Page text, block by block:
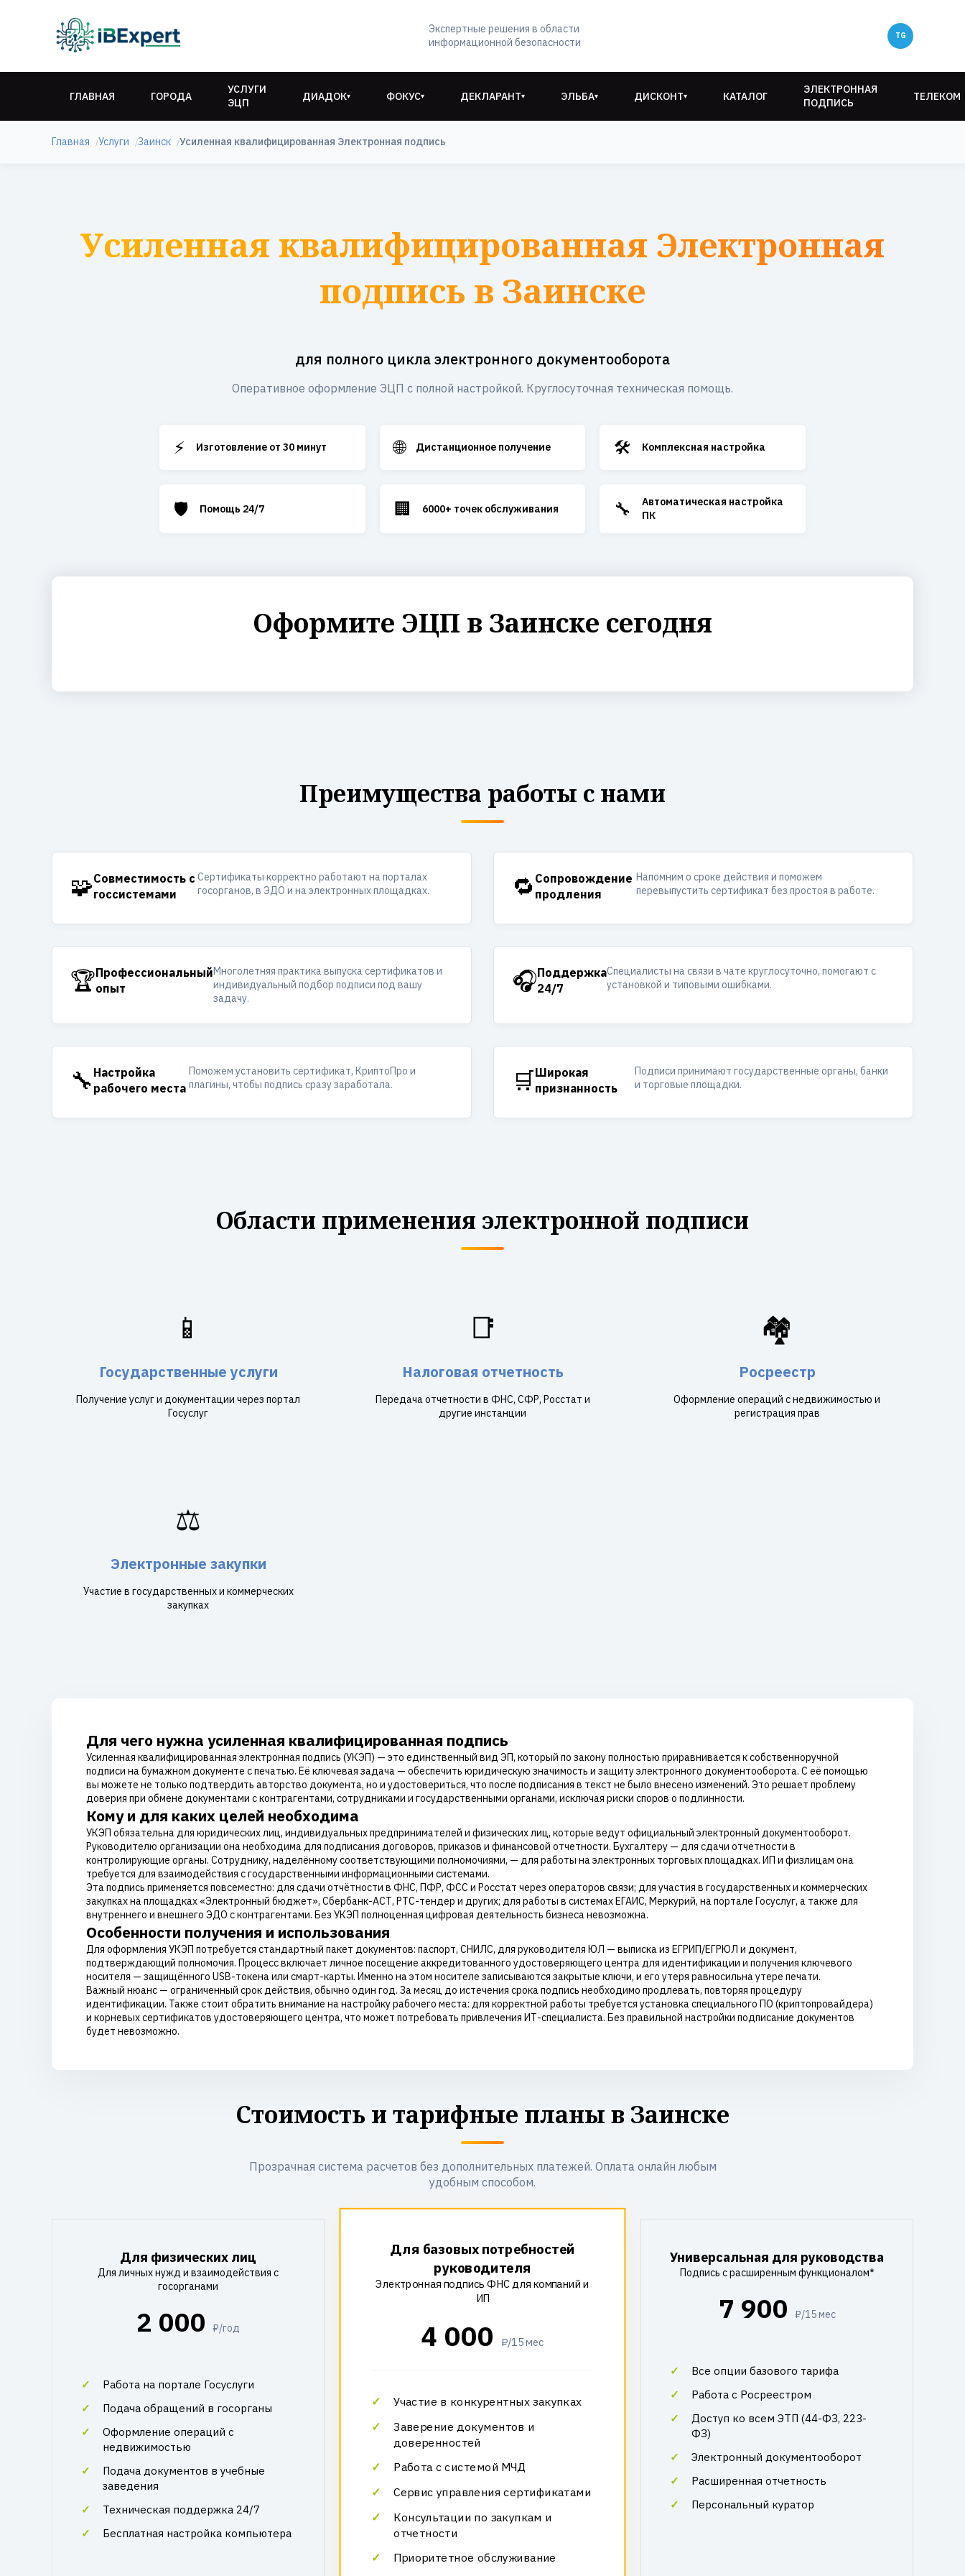
Экспертные решения в области
информационной безопасности
ГЛАВНАЯ ГОРОДА
УСЛУГИ
ЭЦП
ДИАДОК▾ ФОКУС▾ ДЕКЛАРАНТ▾ ЭЛЬБА▾ ДИСКОНТ▾ КАТАЛОГ
ЭЛЕКТРОННАЯ
ПОДПИСЬ
ТЕЛЕКОМ
Главная Услуги Заинск Усиленная квалифицированная Электронная подпись
Усиленная квалифицированная Электронная
подпись в Заинске
для полного цикла электронного документооборота
Оперативное оформление ЭЦП с полной настройкой. Круглосуточная техническая помощь.
⚡ Изготовление от 30 минут 🌐 Дистанционное получение 🛠️ Комплексная настройка
🛡️ Помощь 24/7 🏢 6000+ точек обслуживания 🔧
Автоматическая настройка
ПК
Оформите ЭЦП в Заинске сегодня
Преимущества работы с нами
🧩Совместимость с
госсистемами
Сертификаты корректно работают на порталах
госорганов, в ЭДО и на электронных площадках.
🔁 Сопровождение
продления
Напомним о сроке действия и поможем
перевыпустить сертификат без простоя в работе.
🏆Профессиональный
опыт
Многолетняя практика выпуска сертификатов и
индивидуальный подбор подписи под вашу
задачу.
🎧Поддержка
24/7
Специалисты на связи в чате круглосуточно, помогают с
установкой и типовыми ошибками.
🔧 Настройка
рабочего места
Поможем установить сертификат, КриптоПро и
плагины, чтобы подпись сразу заработала.
🛒Широкая
признанность
Подписи принимают государственные органы, банки
и торговые площадки.
Области применения электронной подписи
📱
Государственные услуги
Получение услуг и документации через портал
Госуслуг
📑
Налоговая отчетность
Передача отчетности в ФНС, СФР, Росстат и
другие инстанции
🏘️
Росреестр
Оформление операций с недвижимостью и
регистрация прав
⚖️
Электронные закупки
Участие в государственных и коммерческих
закупках
Для чего нужна усиленная квалифицированная подпись
Усиленная квалифицированная электронная подпись (УКЭП) — это единственный вид ЭП, который по закону полностью приравнивается к собственноручной
подписи на бумажном документе с печатью. Её ключевая задача — обеспечить юридическую значимость и защиту электронного документооборота. С её помощью
вы можете не только подтвердить авторство документа, но и удостовериться, что после подписания в текст не было внесено изменений. Это решает проблему
доверия при обмене документами с контрагентами, сотрудниками и государственными органами, исключая риски споров о подлинности.
Кому и для каких целей необходима
УКЭП обязательна для юридических лиц, индивидуальных предпринимателей и физических лиц, которые ведут официальный электронный документооборот.
Руководителю организации она необходима для подписания договоров, приказов и финансовой отчетности. Бухгалтеру — для сдачи отчетности в
контролирующие органы. Сотруднику, наделённому соответствующими полномочиями, — для работы на электронных торговых площадках. ИП и физлицам она
требуется для взаимодействия с государственными информационными системами.
Эта подпись применяется повсеместно: для сдачи отчётности в ФНС, ПФР, ФСС и Росстат через операторов связи; для участия в государственных и коммерческих
закупках на площадках «Электронный бюджет», Сбербанк-АСТ, РТС-тендер и других; для работы в системах ЕГАИС, Меркурий, на портале Госуслуг, а также для
внутреннего и внешнего ЭДО с контрагентами. Без УКЭП полноценная цифровая деятельность бизнеса невозможна.
Особенности получения и использования
Для оформления УКЭП потребуется стандартный пакет документов: паспорт, СНИЛС, для руководителя ЮЛ — выписка из ЕГРИП/ЕГРЮЛ и документ,
подтверждающий полномочия. Процесс включает личное посещение аккредитованного удостоверяющего центра для идентификации и получения ключевого
носителя — защищённого USB-токена или смарт-карты. Именно на этом носителе записываются закрытые ключи, и его утеря равносильна утере печати.
Важный нюанс — ограниченный срок действия, обычно один год. За месяц до истечения срока подпись необходимо продлевать, повторяя процедуру
идентификации. Также стоит обратить внимание на настройку рабочего места: для корректной работы требуется установка специального ПО (криптопровайдера)
и корневых сертификатов удостоверяющего центра, что может потребовать привлечения ИТ-специалиста. Без правильной настройки подписание документов
будет невозможно.
Стоимость и тарифные планы в Заинске
Прозрачная система расчетов без дополнительных платежей. Оплата онлайн любым
удобным способом.
Для физических лиц
Для личных нужд и взаимодействия с
госорганами
2 000 ₽/год
Работа на портале Госуслуги
Подача обращений в госорганы
Оформление операций с
недвижимостью
Подача документов в учебные
заведения
Техническая поддержка 24/7
Бесплатная настройка компьютера
Для базовых потребностей
руководителя
Электронная подпись ФНС для компаний и
ИП
4 000 ₽/15 мес
Участие в конкурентных закупках
Заверение документов и
доверенностей
Работа с системой МЧД
Сервис управления сертификатами
Консультации по закупкам и
отчетности
Приоритетное обслуживание
Универсальная для руководства
Подпись с расширенным функционалом*
7 900 ₽/15 мес
Все опции базового тарифа
Работа с Росреестром
Доступ ко всем ЭТП (44-ФЗ, 223-
ФЗ)
Электронный документооборот
Расширенная отчетность
Персональный куратор